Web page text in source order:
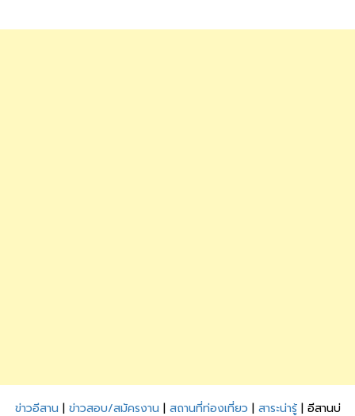
ข่าวอีสาน | ข่าวสอบ/สมัครงาน | สถานที่ท่องเที่ยว | สาระน่ารู้| อีสานบ่